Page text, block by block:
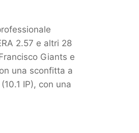
2.57 e altri 28
Giants e
una sconfitta a
IP), con una